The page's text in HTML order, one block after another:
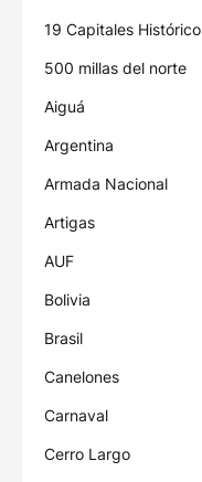
19 Capitales Histórico
500 millas del norte
Aiguá
Argentina
Armada Nacional
Artigas
AUF
Bolivia
Brasil
Canelones
Carnaval
Cerro Largo